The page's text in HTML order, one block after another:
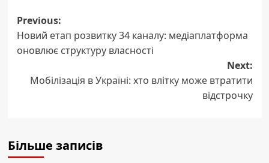
Post
navigation
Previous:
Новий етап розвитку 34 каналу: медіаплатформа
оновлює структуру власності
Next:
Мобілізація в Україні: хто влітку може втратити
відстрочку
Більше записів